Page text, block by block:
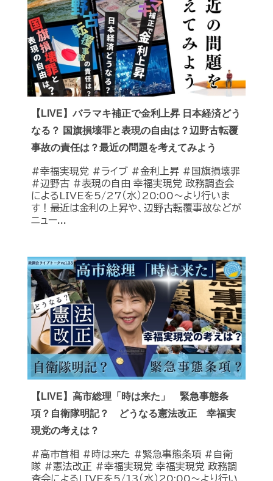
【LIVE】バラマキ補正で金利上昇 日本経済どう
なる？ 国旗損壊罪と表現の自由は？辺野古転覆
事故の責任は？最近の問題を考えてみよう
#幸福実現党 #ライブ #金利上昇 #国旗損壊罪
#辺野古 #表現の自由 幸福実現党 政務調査会
によるLIVEを5/27（水）20:00〜より行いま
す！最近は金利の上昇や、辺野古転覆事故などが
ニュー...
【LIVE】高市総理「時は来た」 緊急事態条
項？自衛隊明記？ どうなる憲法改正 幸福実
現党の考えは？
#高市首相 #時は来た #緊急事態条項 #自衛
隊 #憲法改正 #幸福実現党 幸福実現党 政務調
査会によるLIVEを5/13（水）20:00〜より行い